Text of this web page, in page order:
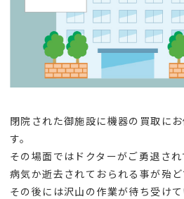
閉院された御施設に機器の買取に
す。
その場面ではドクターがご勇退さ
病気か逝去されておられる事が殆ど
その後には沢山の作業が待ち受けて